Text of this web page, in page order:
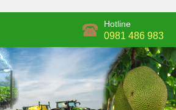
Hotline
0981 486 983